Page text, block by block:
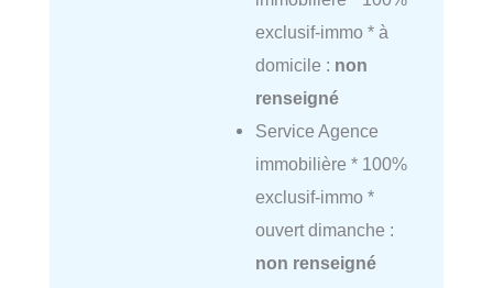
exclusif-immo * à
domicile : non
renseigné
Service Agence
immobilière * 100%
exclusif-immo *
ouvert dimanche :
non renseigné